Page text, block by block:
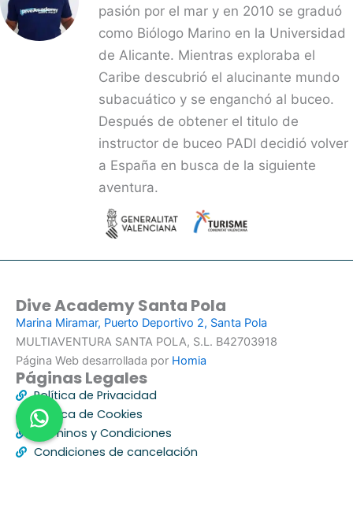
pasión por el mar y en 2010 se graduó
como Biólogo Marino en la Universidad
de Alicante. Mientras exploraba el
Caribe descubrió el alucinante mundo
subacuático y se enganchó al buceo.
Después de obtener el titulo de
instructor de buceo PADI decidió volver
a España en busca de la siguiente
aventura.
Dive Academy Santa Pola
Marina Miramar, Puerto Deportivo 2, Santa Pola
MULTIAVENTURA SANTA POLA, S.L. B42703918
Página Web desarrollada por Homia
Páginas Legales
Política de Privacidad
Política de Cookies
Términos y Condiciones
Condiciones de cancelación